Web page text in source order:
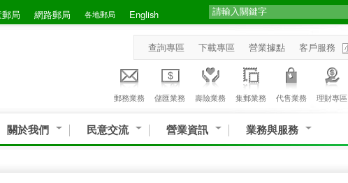
局 網路郵局 各地郵局 English
查詢專區 下載專區 營業據點 客戶服務
郵務業務 儲匯業務 壽險業務 集郵業務 代售業務 理財專區
關於我們 民意交流 營業資訊 業務與服務